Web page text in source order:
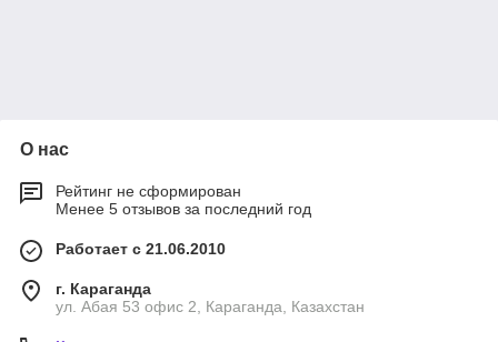
О нас
Рейтинг не сформирован
Менее 5 отзывов за последний год
Работает с 21.06.2010
г. Караганда
ул. Абая 53 офис 2, Караганда, Казахстан